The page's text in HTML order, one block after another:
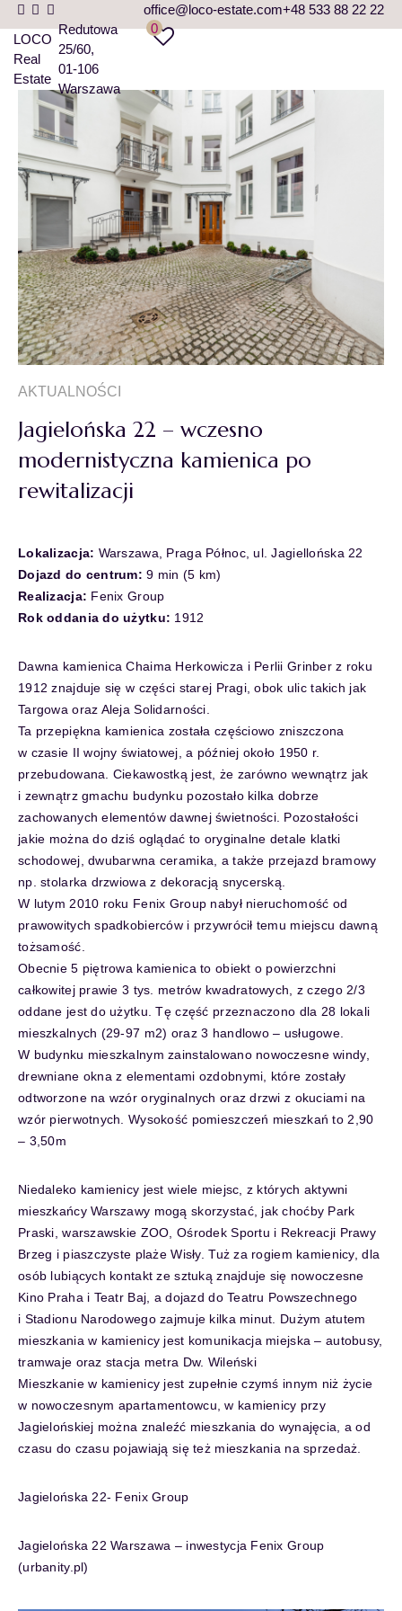
LOCO
Real
Estate
Redutowa
25/60
01-106
Warszawa
office@loco-estate.com+48 533 88 22 22
0
AKTUALNOŚCI
Jagielońska 22 – wczesno
modernistyczna kamienica po
rewitalizacji
Lokalizacja: Warszawa, Praga Północ, ul. Jagiellońska 22
Dojazd do centrum: 9 min (5 km)
Realizacja: Fenix Group
Rok oddania do użytku: 1912
Dawna kamienica Chaima Herkowicza i Perlii Grinber z roku
1912 znajduje się w części starej Pragi, obok ulic takich jak
Targowa oraz Aleja Solidarności.
Ta przepiękna kamienica została częściowo zniszczona
w czasie II wojny światowej, a później około 1950 r.
przebudowana. Ciekawostką jest, że zarówno wewnątrz jak
i zewnątrz gmachu budynku pozostało kilka dobrze
zachowanych elementów dawnej świetności. Pozostałości
jakie można do dziś oglądać to oryginalne detale klatki
schodowej, dwubarwna ceramika, a także przejazd bramowy
np. stolarka drzwiowa z dekoracją snycerską.
W lutym 2010 roku Fenix Group nabył nieruchomość od
prawowitych spadkobierców i przywrócił temu miejscu dawną
tożsamość.
Obecnie 5 piętrowa kamienica to obiekt o powierzchni
całkowitej prawie 3 tys. metrów kwadratowych, z czego 2/3
oddane jest do użytku. Tę część przeznaczono dla 28 lokali
mieszkalnych (29-97 m2) oraz 3 handlowo – usługowe.
W budynku mieszkalnym zainstalowano nowoczesne windy,
drewniane okna z elementami ozdobnymi, które zostały
odtworzone na wzór oryginalnych oraz drzwi z okuciami na
wzór pierwotnych. Wysokość pomieszczeń mieszkań to 2,90
– 3,50m
Niedaleko kamienicy jest wiele miejsc, z których aktywni
mieszkańcy Warszawy mogą skorzystać, jak choćby Park
Praski, warszawskie ZOO, Ośrodek Sportu i Rekreacji Prawy
Brzeg i piaszczyste plaże Wisły. Tuż za rogiem kamienicy, dla
osób lubiących kontakt ze sztuką znajduje się nowoczesne
Kino Praha i Teatr Baj, a dojazd do Teatru Powszechnego
i Stadionu Narodowego zajmuje kilka minut. Dużym atutem
mieszkania w kamienicy jest komunikacja miejska – autobusy,
tramwaje oraz stacja metra Dw. Wileński
Mieszkanie w kamienicy jest zupełnie czymś innym niż życie
w nowoczesnym apartamentowcu, w kamienicy przy
Jagielońskiej można znaleźć mieszkania do wynajęcia, a od
czasu do czasu pojawiają się też mieszkania na sprzedaż.
Jagielońska 22- Fenix Group
Jagielońska 22 Warszawa – inwestycja Fenix Group
(urbanity.pl)